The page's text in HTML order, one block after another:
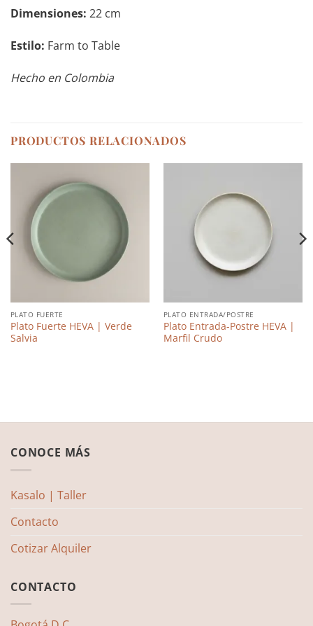
Dimensiones: 22 cm
Estilo: Farm to Table
Hecho en Colombia
PRODUCTOS RELACIONADOS
PLATO FUERTE
Plato Fuerte HEVA | Verde
Salvia
PLATO ENTRADA/POSTRE
Plato Entrada-Postre HEVA |
Marfil Crudo
CONOCE MÁS
Kasalo | Taller
Contacto
Cotizar Alquiler
CONTACTO